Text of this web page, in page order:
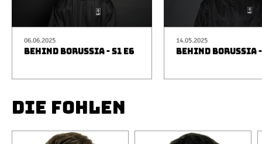
06.06.2025
BEHIND BORUSSIA - S1 E6
14.05.2025
BEHIND BORUSSIA
DIE FOHLEN